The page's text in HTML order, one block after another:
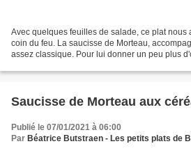
Avec quelques feuilles de salade, ce plat nous
coin du feu. La saucisse de Morteau,
assez classique. Pour lui donner un peu plus
Saucisse de Morteau aux
Publié le 07/01/2021 à 06:00
Par Béatrice Butstraen - Les petits plats de